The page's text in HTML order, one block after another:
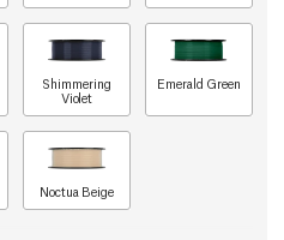
Shimmering
Violet
Emerald Green
Noctua Beige